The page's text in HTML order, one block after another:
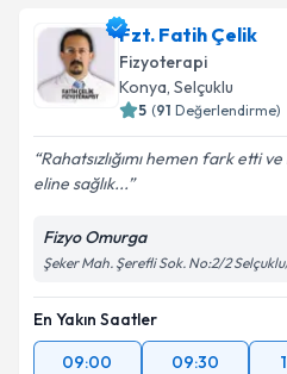
Fzt. Fatih Çelik
Fizyoterapi
Konya, Selçuklu
5 (91 Değerlendirme)
Rahatsızlığımı hemen fark etti
eline sağlık...
Fizyo Omurga
Şeker Mah. Şerefli Sok. No:2/2
En Yakın Saatler
09:00
09:30